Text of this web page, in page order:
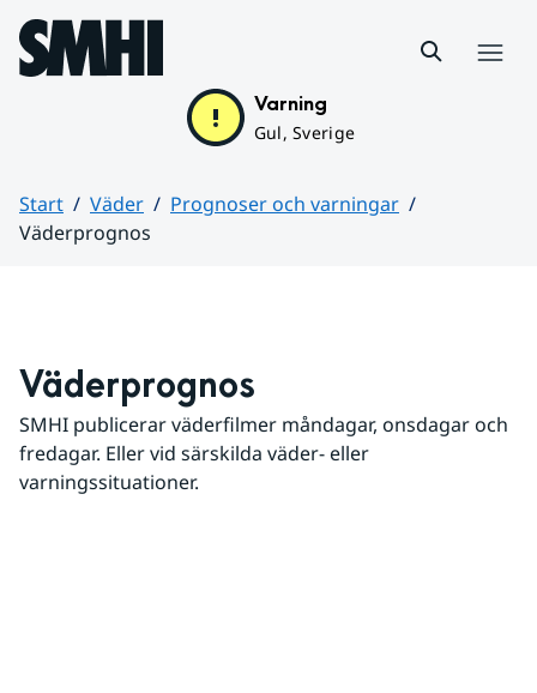
Hoppa till sidans innehåll
Varning
Gul, Sverige
Start Väder
Prognoser och varningar
Väderprognos
Väderprognos
SMHI publicerar väderfilmer måndagar, onsdagar och
fredagar. Eller vid särskilda väder- eller
varningssituationer.